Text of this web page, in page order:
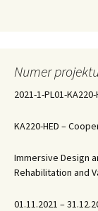
Numer
2021-1-PL01-
KA220-HED –
Immersive Design
Rehabilitation and
01.11.2021 –